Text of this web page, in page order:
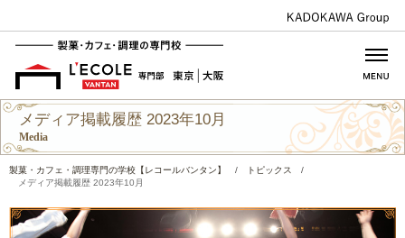
メディア掲載履歴 2023年10月
Media
製菓・カフェ・調理専門の学校【レコールバンタン】 / トピックス
/
メディア掲載履歴 2023年10月